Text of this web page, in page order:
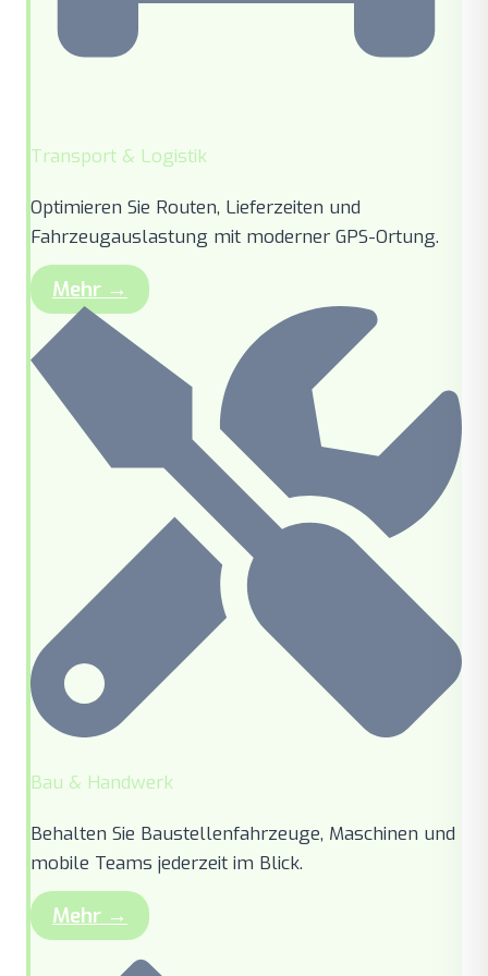
Transport & Logistik
Optimieren Sie Routen, Lieferzeiten und
Fahrzeugauslastung mit moderner GPS-Ortung.
Mehr →
Bau & Handwerk
Behalten Sie Baustellenfahrzeuge, Maschinen und
mobile Teams jederzeit im Blick.
Mehr →